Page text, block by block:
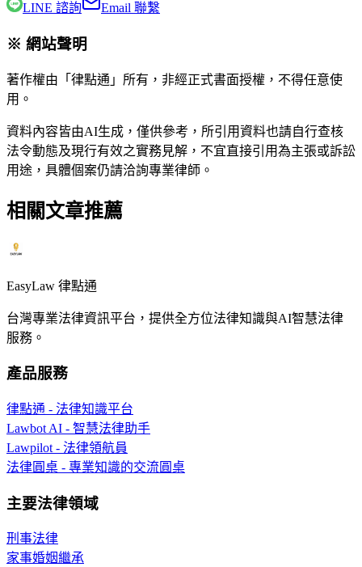
LINE 諮詢 Email 聯繫
※ 網站聲明
著作權由「律點通」所有，非經正式書面授權，不得任意使
用。
資料內容皆由AI生成，僅供參考，所引用資料也請自行查核
法令動態及現行有效之實務見解，不宜直接引用為主張或訴訟
用途，具體個案仍請洽詢專業律師。
相關文章推薦
EasyLaw 律點通
台灣專業法律資訊平台，提供全方位法律知識與AI智慧法律
服務。
產品服務
律點通 - 法律知識平台
Lawbot AI - 智慧法律助手
Lawpilot - 法律領航員
法律圓桌 - 專業知識的交流圓桌
主要法律領域
刑事法律
家事婚姻繼承